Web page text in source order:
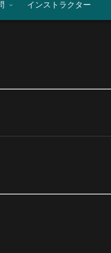
インストラクター